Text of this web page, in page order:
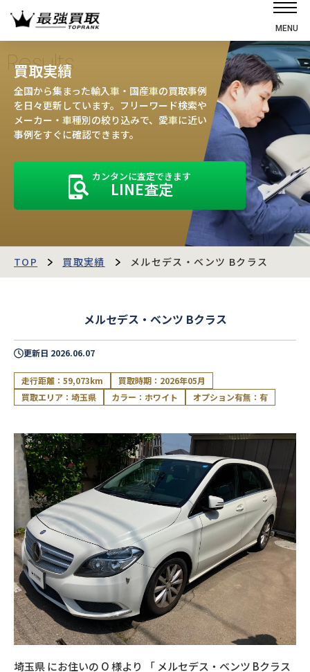
MENU
選ばれる理由
高価買取の仕組み
売却の流れ
お客様の声
運営会社
最強買取マガジン
閉じる
Results
買取実績
全国から集まった輸入車・国産車の買取事例
を日々更新しています。フリーワード検索や
メーカー・車種別の絞り込みで、愛車に近い
事例をすぐに確認できます。
カンタンに査定できます
LINE査定
TOP 買取実績 メルセデス・ベンツ Bクラス
メルセデス・ベンツ Bクラス
更新日 2026.06.07
走行距離：59,073km
買取時期：2026年05月
買取エリア：埼玉県
カラー：ホワイト オプション有無：有
埼玉県にお住いの O様より 「 メルセデス・ベンツ Bクラス